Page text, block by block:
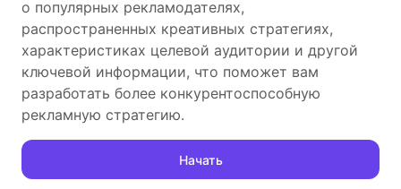
о популярных рекламодателях,
распространенных креативных стратегиях,
характеристиках целевой аудитории и другой
ключевой информации, что поможет вам
разработать более конкурентоспособную
рекламную стратегию.
Начать